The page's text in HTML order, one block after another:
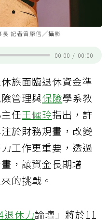
長 記者曾原信╱攝影
00:00 / 00:00
族面臨退休資金準
管理與保險學系教
任王儷玲指出，許
於財務規畫，改變
工作更重要，透過
，讓資金長期增
的挑戰。
退休力論壇」將於11